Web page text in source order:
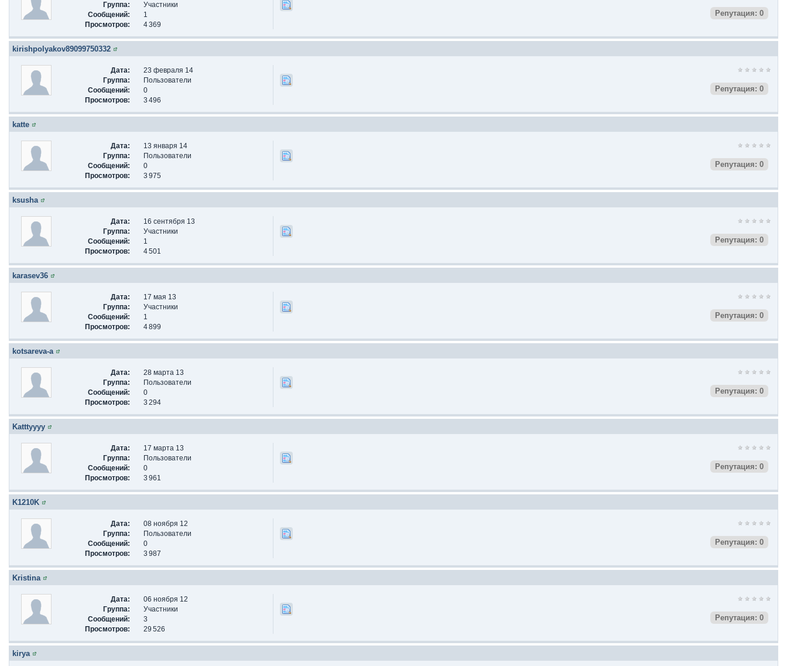
Группа:
Участники
Сообщений:
1
Просмотров:
4 369
Репутация: 0
kirishpolyakov89099750332
Дата:
23 февраля 14
Группа:
Пользователи
Сообщений:
0
Просмотров:
3 496
Репутация: 0
katte
Дата:
13 января 14
Группа:
Пользователи
Сообщений:
0
Просмотров:
3 975
Репутация: 0
ksusha
Дата:
16 сентября 13
Группа:
Участники
Сообщений:
1
Просмотров:
4 501
Репутация: 0
karasev36
Дата:
17 мая 13
Группа:
Участники
Сообщений:
1
Просмотров:
4 899
Репутация: 0
kotsareva-a
Дата:
28 марта 13
Группа:
Пользователи
Сообщений:
0
Просмотров:
3 294
Репутация: 0
Katttyyyy
Дата:
17 марта 13
Группа:
Пользователи
Сообщений:
0
Просмотров:
3 961
Репутация: 0
K1210K
Дата:
08 ноября 12
Группа:
Пользователи
Сообщений:
0
Просмотров:
3 987
Репутация: 0
Kristina
Дата:
06 ноября 12
Группа:
Участники
Сообщений:
3
Просмотров:
29 526
Репутация: 0
kirya